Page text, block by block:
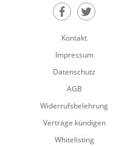
Teilen auf
Kontakt
Impressum
Datenschutz
AGB
Widerrufsbelehrung
Verträge kündigen
Whitelisting